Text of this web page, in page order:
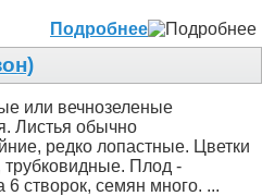
Подробнее
или вечнозеленые
Листья обычно
редко лопастные. Цветки
Плод -
6 створок, семян много. ...